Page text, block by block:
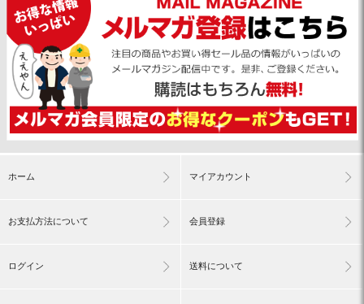
ホーム マイアカウント
お支払方法について 会員登録
ログイン 送料について